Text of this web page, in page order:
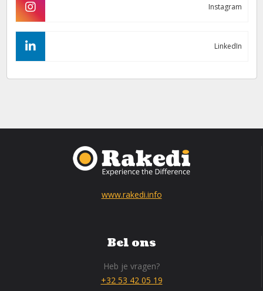
Instagram
LinkedIn
www.rakedi.info
Bel ons
Heb je vragen?
+32 53 42 05 19